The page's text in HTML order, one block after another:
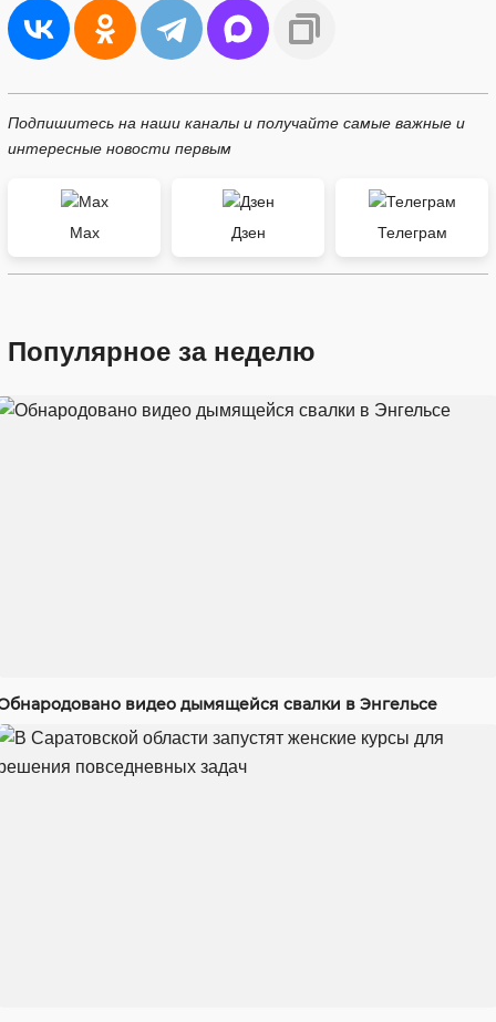
Подпишитесь на наши каналы и получайте самые важные и
интересные новости первым
Max Дзен Телеграм
Популярное за неделю
видео дымящейся свалки в Энгельсе